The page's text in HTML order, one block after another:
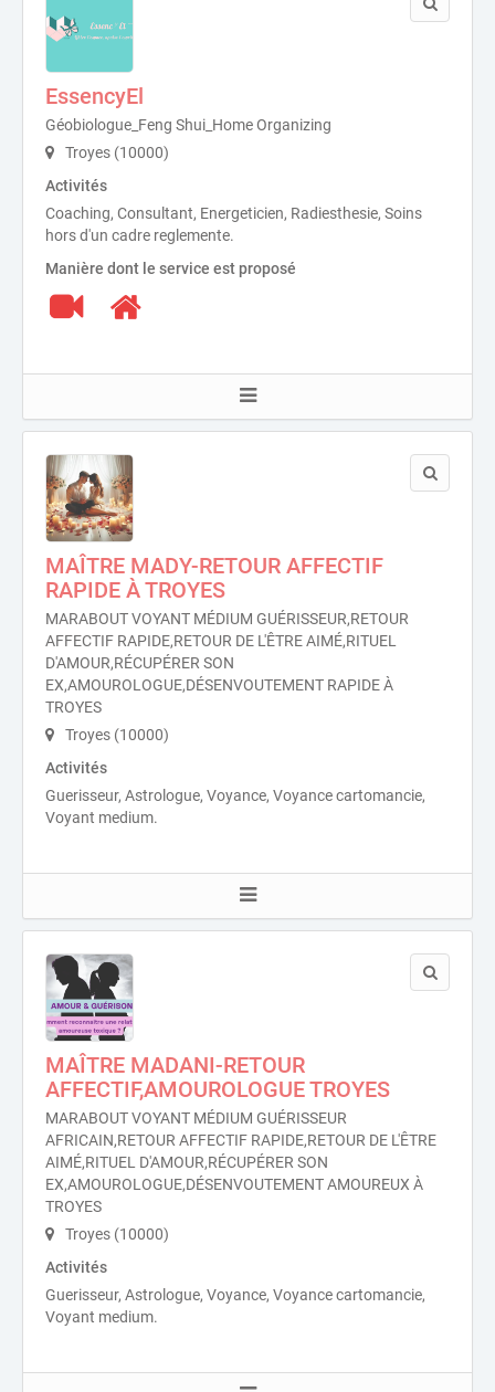
EssencyEl
Géobiologue_Feng Shui_Home Organizing
Troyes (10000)
Activités
Coaching, Consultant, Energeticien, Radiesthesie, Soins
hors d'un cadre reglemente.
Manière dont le service est proposé
MAÎTRE MADY-RETOUR AFFECTIF
RAPIDE À TROYES
MARABOUT VOYANT MÉDIUM GUÉRISSEUR,RETOUR
AFFECTIF RAPIDE,RETOUR DE L'ÊTRE AIMÉ,RITUEL
D'AMOUR,RÉCUPÉRER SON
EX,AMOUROLOGUE,DÉSENVOUTEMENT RAPIDE À
TROYES
Troyes (10000)
Activités
Guerisseur, Astrologue, Voyance, Voyance cartomancie,
Voyant medium.
MAÎTRE MADANI-RETOUR
AFFECTIF,AMOUROLOGUE TROYES
MARABOUT VOYANT MÉDIUM GUÉRISSEUR
AFRICAIN,RETOUR AFFECTIF RAPIDE,RETOUR DE L'ÊTRE
AIMÉ,RITUEL D'AMOUR,RÉCUPÉRER SON
EX,AMOUROLOGUE,DÉSENVOUTEMENT AMOUREUX À
TROYES
Troyes (10000)
Activités
Guerisseur, Astrologue, Voyance, Voyance cartomancie,
Voyant medium.